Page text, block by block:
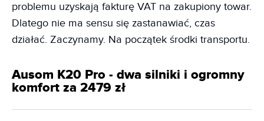
problemu uzyskają fakturę VAT na zakupiony towar.
Dlatego nie ma sensu się zastanawiać, czas
działać. Zaczynamy. Na początek środki transportu.
Ausom K20 Pro - dwa silniki i ogromny
komfort za 2479 zł